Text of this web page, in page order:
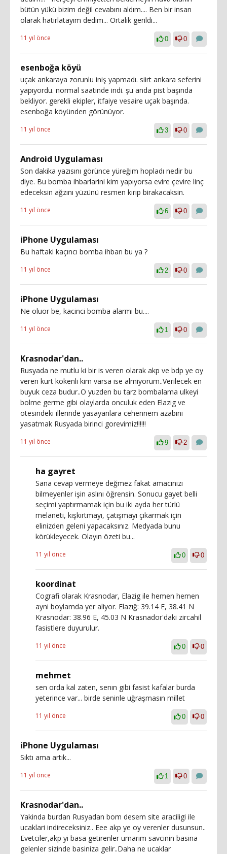
bütün yükü bizim değil cevabını aldım.... Ben bir insan
olarak hatırlatayım dedim... Ortalık gerildi...
11 yıl önce 0 0
esenboğa köyü
uçak ankaraya zorunlu iniş yapmadı. siirt ankara seferini
yapıyordu. normal saatinde indi. şu anda pist başında
bekliyor. gerekli ekipler, itfaiye vesaire uçak başında.
esenboğa köyünden görünüyor.
11 yıl önce 3 0
Android Uygulaması
Son dakika yazısını görünce yüreğim hopladı nedir bu
diye. Bu bomba ihbarlarini kim yapıyorsa evire çevire linç
edeceksin ağzını yüzünü resmen kırıp birakacaksin.
11 yıl önce 6 0
iPhone Uygulaması
Bu haftaki kaçıncı bomba ihbarı bu ya ?
11 yıl önce 2 0
iPhone Uygulaması
Ne oluor be, kacinci bomba alarmi bu....
11 yıl önce 1 0
Krasnodar'dan..
Rusyada ne mutlu ki bir is veren olarak akp ve bdp ye oy
veren kurt kokenli kim varsa ise almiyorum..Verilecek en
buyuk ceza budur..O yuzden bu tarz bombalama ulkeyi
bolme germe gibi olaylarda onculuk eden Elazig ve
otesindeki illerinde yasayanlara cehennem azabini
yasatmak Rusyada birinci gorevimiz!!!!!!
11 yıl önce 9 2
ha gayret
Sana cevap vermeye değmez fakat amacınızı
bilmeyenler işin aslını öğrensin. Sonucu gayet belli
seçimi yaptırmamak için bu iki ayda her türlü
melaneti, kışkırtmayı, çatışmayı çıkarmak için
elinizden geleni yapacaksınız. Medyada bunu
körükleyecek. Olayın özeti bu...
11 yıl önce 0 0
koordinat
Cografi olarak Krasnodar, Elazig ile hemen hemen
ayni boylamda yer aliyor. Elazığ: 39.14 E, 38.41 N
Krasnodar: 38.96 E, 45.03 N Krasnador'daki zircahil
fasistlere duyurulur.
11 yıl önce 0 0
mehmet
sen orda kal zaten, senın gibi fasist kafalar burda
yeterince var... birde seninle uğraşmasın millet
11 yıl önce 0 0
iPhone Uygulaması
Sıktı ama artık...
11 yıl önce 1 0
Krasnodar'dan..
Yakinda burdan Rusyadan bom desem site araciligi ile
ucaklari indireceksiniz.. Eee akp ye oy verenler dusunsun..
Evetciler,akp yi basa getirenler umarim savcinin basina
gelenler sizinde basiniza gelir..Daha ne ucaklar